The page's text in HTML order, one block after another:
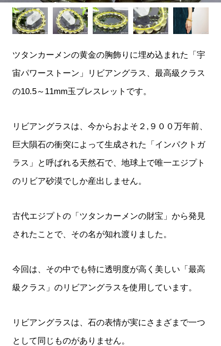
ツタンカーメンの黄金の胸飾りに埋め込まれた「宇
宙パワーストーン」リビアングラス、最高級クラス
の10.5～11mm玉ブレスレットです。
リビアングラスは、今からおよそ２,９００万年前、
巨大隕石の衝突によって生成された「インパクトガ
ラス」と呼ばれる天然石で、地球上で唯一エジプト
のリビア砂漠でしか産出しません。
古代エジプトの「ツタンカーメンの財宝」から発見
されたことで、その名が知れ渡りました。
今回は、その中でも特に透明度が高く美しい「最高
級クラス」のリビアングラスを使用しています。
リビアングラスは、石の表情が実にさまざまで一つ
として同じものがありません。